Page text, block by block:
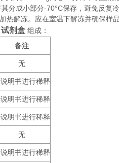
小部分-70°C保存，避免反复冷
热解冻。应在室温下解冻并确保样
剂盒 组成：
备注
无
明书进行稀释
明书进行稀释
明书进行稀释
无
明书进行稀释